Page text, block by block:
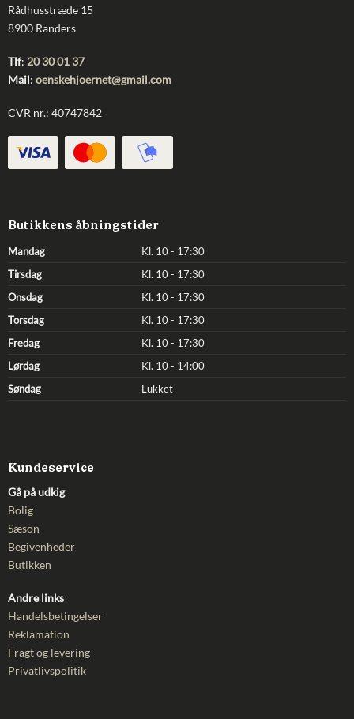
Rådhusstræde 15
8900 Randers
Tlf: 20 30 01 37
Mail: oenskehjoernet@gmail.com
CVR nr.: 40747842
Butikkens åbningstider
Mandag
Kl. 10 - 17:30
Tirsdag
Kl. 10 - 17:30
Onsdag
Kl. 10 - 17:30
Torsdag
Kl. 10 - 17:30
Fredag
Kl. 10 - 17:30
Lørdag
Kl. 10 - 14:00
Søndag
Lukket
Kundeservice
Gå på udkig
Bolig
Sæson
Begivenheder
Butikken
Andre links
Handelsbetingelser
Reklamation
Fragt og levering
Privatlivspolitik